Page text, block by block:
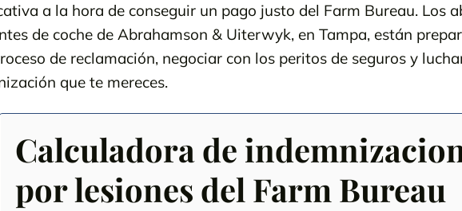
a la hora de conseguir un pago justo del Farm Bureau. Los
de coche de Abrahamson & Uiterwyk, en Tampa, están
de reclamación, negociar con los peritos de seguros y
que te mereces.
Calculadora de
por lesiones del Farm Bureau